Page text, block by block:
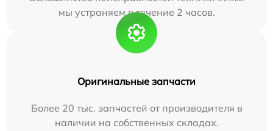
мы устраняем в течение 2 часов.
Оригинальные запчасти
Более 20 тыс. запчастей от производителя в
наличии на собственных складах.